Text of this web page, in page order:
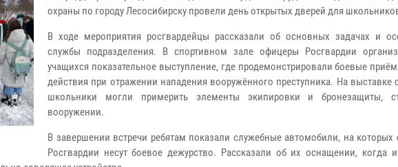
охраны по городу Лесосибирску провели день открытых дверей для
В ходе мероприятия росгвардейцы рассказали об основных задачах и
службы подразделения. В спортивном зале офицеры Росгвардии
учащихся показательное выступление, где продемонстрировали боевые
действия при отражении нападения вооружённого преступника. На выставке
школьники могли примерить элементы экипировки и бронезащиты,
вооружении.
В завершении встречи ребятам показали служебные автомобили, на которых
Росгвардии несут боевое дежурство. Рассказали об их оснащении, когда